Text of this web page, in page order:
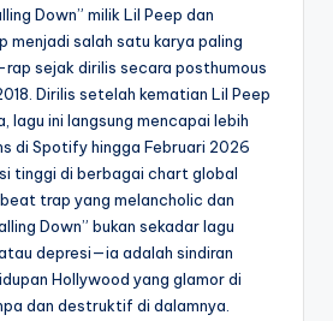
Down” milik Lil Peep dan
menjadi salah satu karya paling
sejak dirilis secara posthumous
Dirilis setelah kematian Lil Peep
lagu ini langsung mencapai lebih
di Spotify hingga Februari 2026
tinggi di berbagai chart global
trap yang melancholic dan
Down” bukan sekadar lagu
depresi—ia adalah sindiran
Hollywood yang glamor di
dan destruktif di dalamnya.